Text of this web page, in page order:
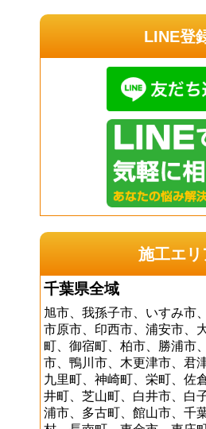
LINE登
施工エリ
千葉県全域
旭市、我孫子市、いすみ市
市原市、印西市、浦安市、
町、御宿町、柏市、勝浦市
市、鴨川市、木更津市、君
九里町、神崎町、栄町、佐
井町、芝山町、白井市、白
浦市、多古町、館山市、千